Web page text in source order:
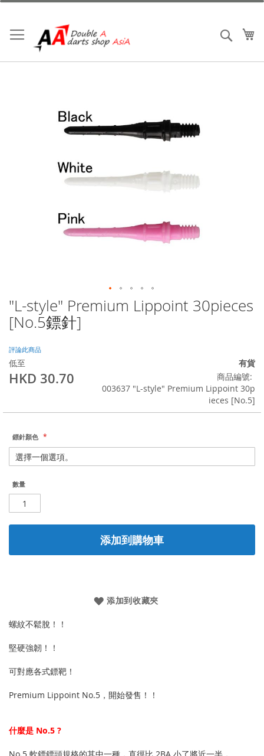
跳
內
容
搜索
"L-style" Premium Lippoint 30pieces
[No.5鏢針]
評論此商品
低至
HKD 30.70
有貨
商品編號
003637 "L-style" Premium Lippoint 30p
ieces [No.5]
鏢針顏色
數量
添加到購物車
添加到收藏夾
螺紋不鬆脫！！
堅硬強韌！！
可對應各式鏢靶！
Premium Lippoint No.5，開始發售！！
什麼是 No.5 ?
Skip
to
the
of
the
images
gallery